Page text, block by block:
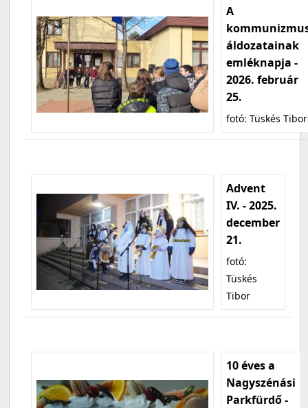
A
áldozatainak
emléknapja -
2026. február
25.
fotó: Tüskés Tibor
Advent
IV. - 2025.
december
21.
fotó:
Tüskés
Tibor
10 éves a
Nagyszénási
Parkfürdő -